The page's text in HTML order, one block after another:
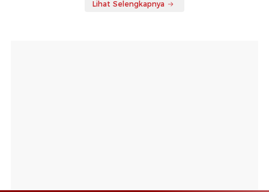
Lihat Selengkapnya